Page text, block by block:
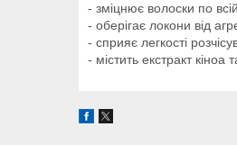
- зміцнює волоски по
- оберігає локони від
- сприяє легкості
- містить екстракт